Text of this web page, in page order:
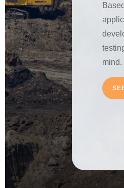
mind.